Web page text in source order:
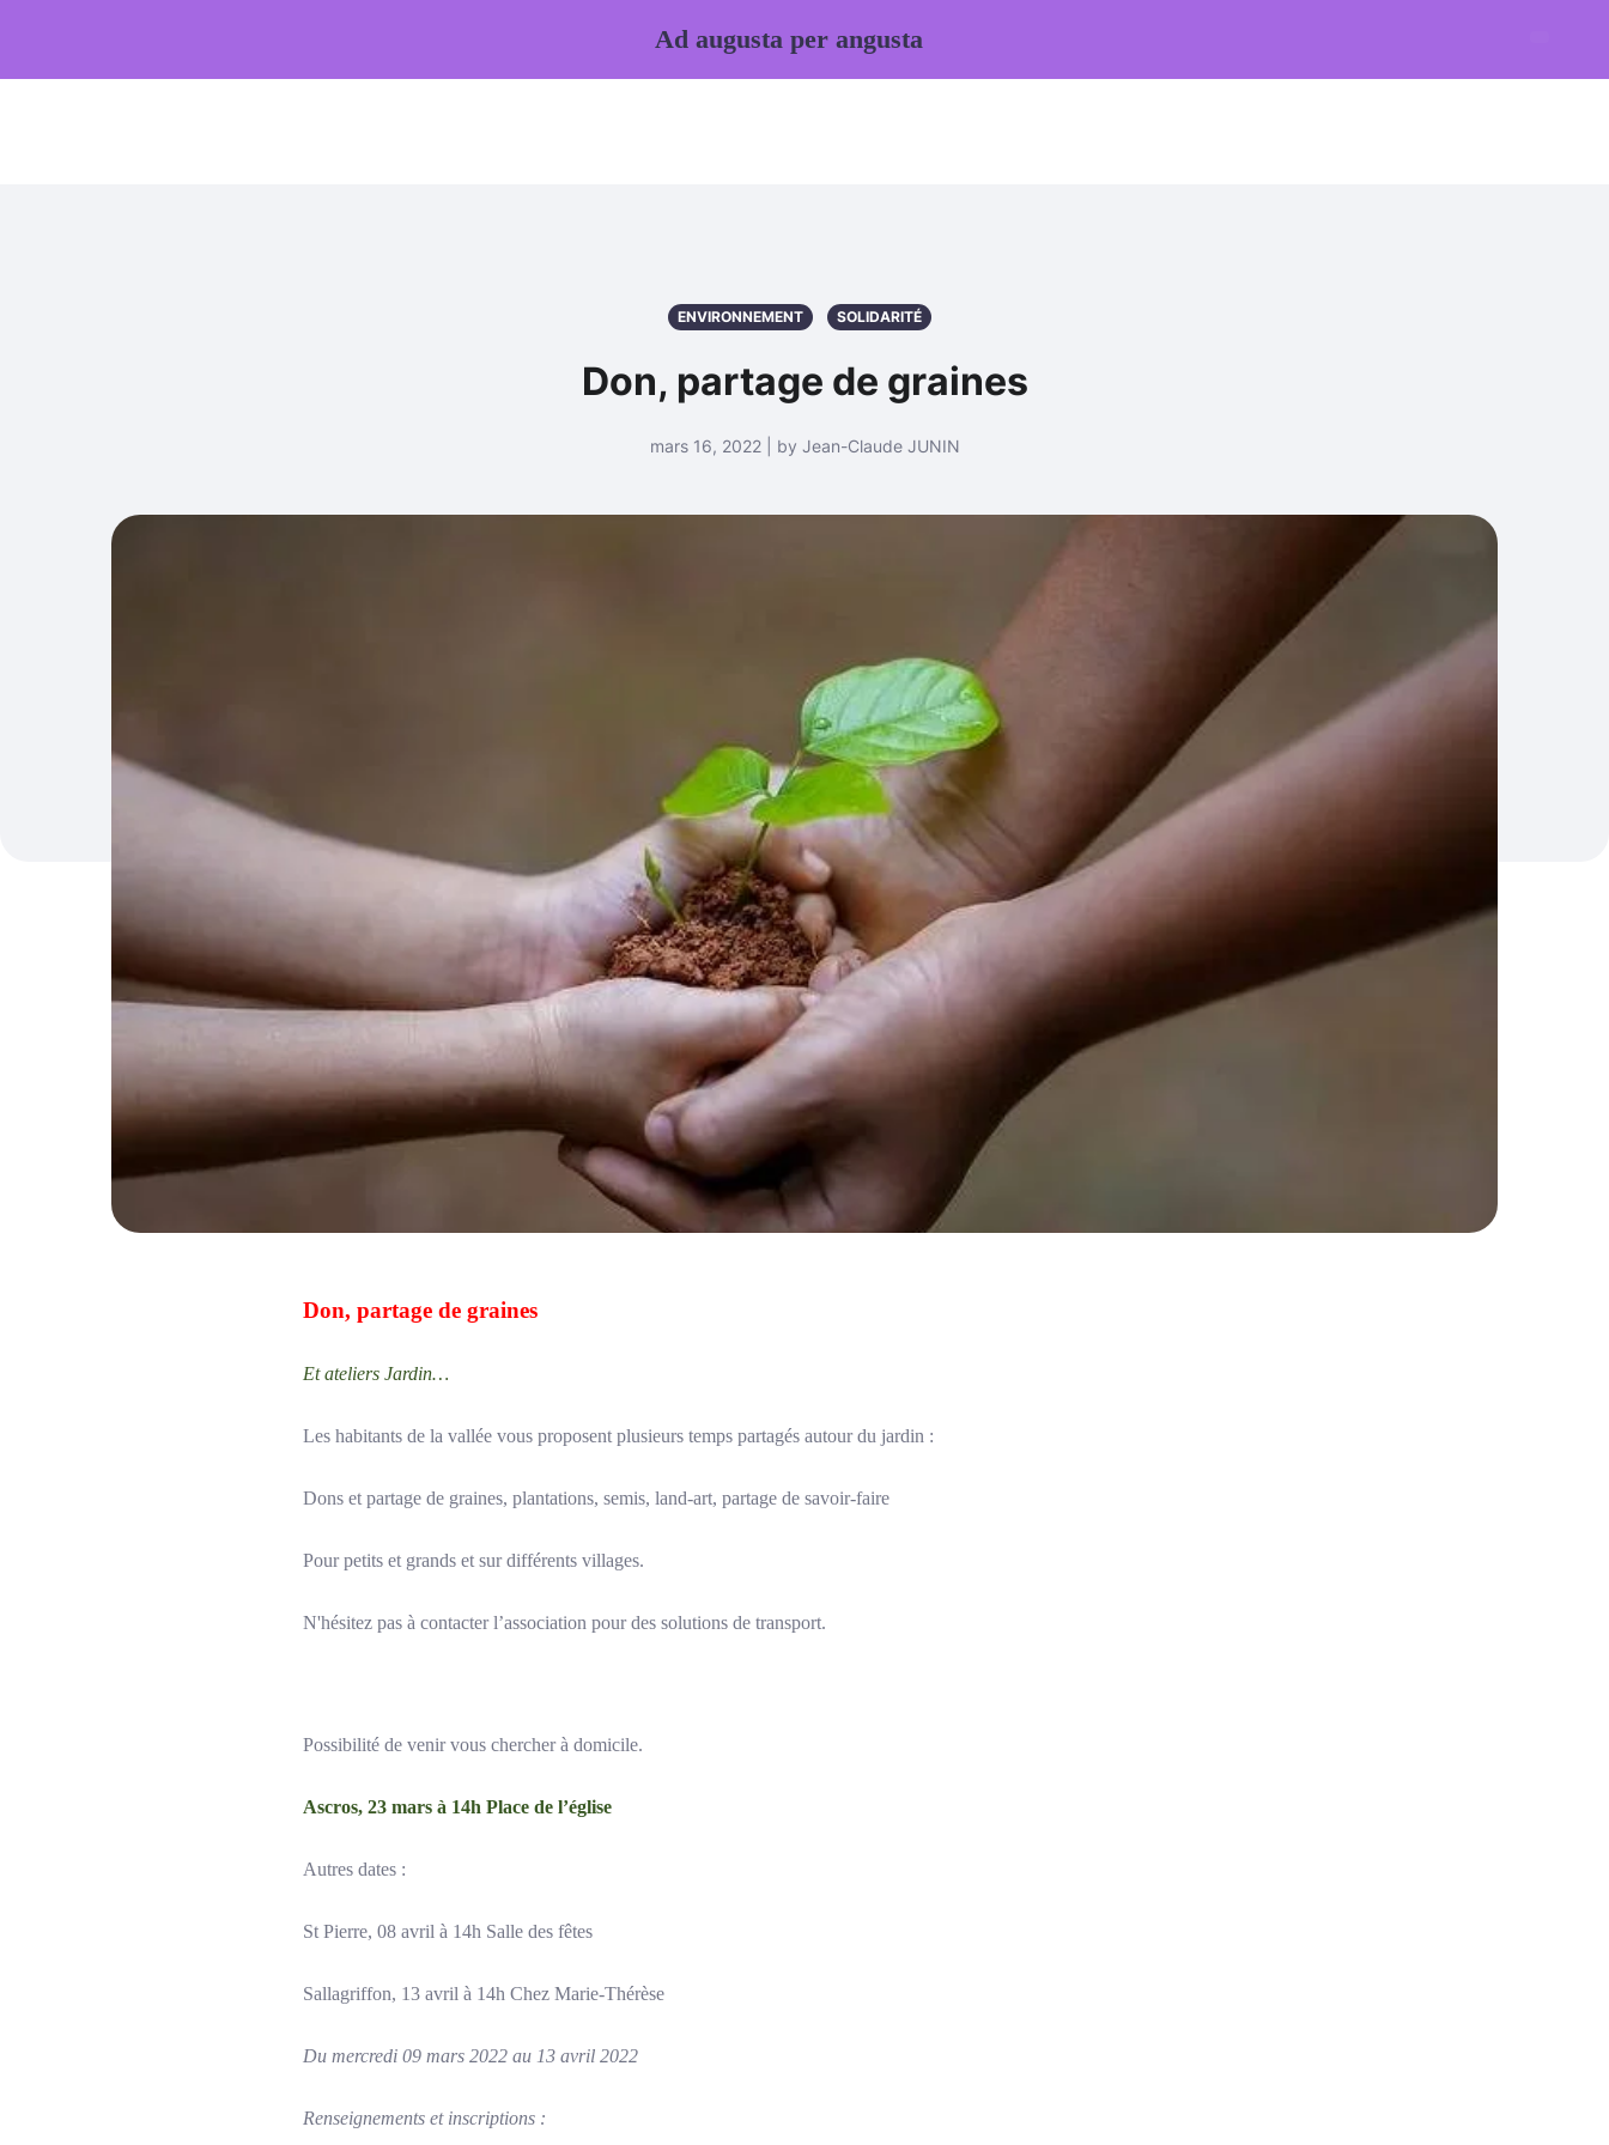
ENVIRONNEMENT SOLIDARITÉ
Don, partage de graines
mars 16, 2022 | by Jean-Claude JUNIN
Don, partage de graines
Et ateliers Jardin…
Les habitants de la vallée vous proposent plusieurs temps partagés autour du jardin :
Dons et partage de graines, plantations, semis, land-art, partage de savoir-faire
Pour petits et grands et sur différents villages.
N'hésitez pas à contacter l’association pour des solutions de transport.
Possibilité de venir vous chercher à domicile.
Ascros, 23 mars à 14h Place de l’église
Autres dates :
St Pierre, 08 avril à 14h Salle des fêtes
Sallagriffon, 13 avril à 14h Chez Marie-Thérèse
Du mercredi 09 mars 2022 au 13 avril 2022
Renseignements et inscriptions :
Ad augusta per angusta